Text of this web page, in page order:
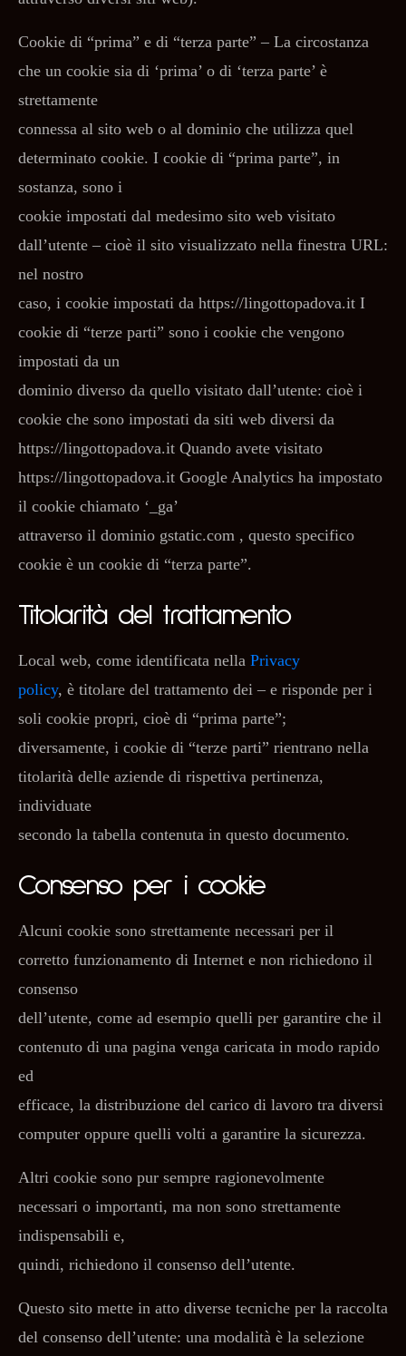
Cookie di “prima” e di “terza parte” – La circostanza
che un cookie sia di ‘prima’ o di ‘terza parte’ è
strettamente
connessa al sito web o al dominio che utilizza quel
determinato cookie. I cookie di “prima parte”, in
sostanza, sono i
cookie impostati dal medesimo sito web visitato
dall’utente – cioè il sito visualizzato nella finestra URL:
nel nostro
caso, i cookie impostati da https://lingottopadova.it I
cookie di “terze parti” sono i cookie che vengono
impostati da un
dominio diverso da quello visitato dall’utente: cioè i
cookie che sono impostati da siti web diversi da
https://lingottopadova.it Quando avete visitato
https://lingottopadova.it Google Analytics ha impostato
il cookie chiamato ‘_ga’
attraverso il dominio gstatic.com , questo specifico
cookie è un cookie di “terza parte”.
Titolarità del trattamento
Local web, come identificata nella Privacy
policy, è titolare del trattamento dei – e risponde per i
soli cookie propri, cioè di “prima parte”;
diversamente, i cookie di “terze parti” rientrano nella
titolarità delle aziende di rispettiva pertinenza,
individuate
secondo la tabella contenuta in questo documento.
Consenso per i cookie
Alcuni cookie sono strettamente necessari per il
corretto funzionamento di Internet e non richiedono il
consenso
dell’utente, come ad esempio quelli per garantire che il
contenuto di una pagina venga caricata in modo rapido
ed
efficace, la distribuzione del carico di lavoro tra diversi
computer oppure quelli volti a garantire la sicurezza.
Altri cookie sono pur sempre ragionevolmente
necessari o importanti, ma non sono strettamente
indispensabili e,
quindi, richiedono il consenso dell’utente.
Questo sito mette in atto diverse tecniche per la raccolta
del consenso dell’utente: una modalità è la selezione